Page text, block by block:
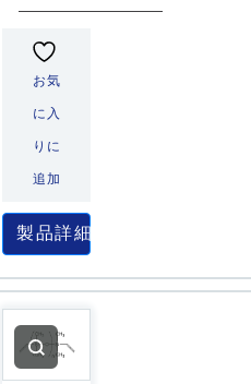
お気
に入
りに
追加
製品詳細